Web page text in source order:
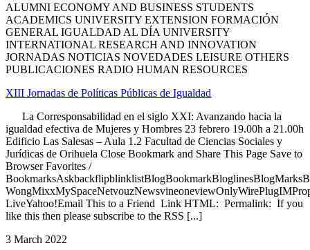
ALUMNI ECONOMY AND BUSINESS STUDENTS
ACADEMICS UNIVERSITY EXTENSION FORMACIÓN
GENERAL IGUALDAD AL DÍA UNIVERSITY
INTERNATIONAL RESEARCH AND INNOVATION
JORNADAS NOTICIAS NOVEDADES LEISURE OTHERS
PUBLICACIONES RADIO HUMAN RESOURCES
XIII Jornadas de Políticas Públicas de Igualdad
La Corresponsabilidad en el siglo XXI: Avanzando hacia la
igualdad efectiva de Mujeres y Hombres 23 febrero 19.00h a 21.00h
Edificio Las Salesas – Aula 1.2 Facultad de Ciencias Sociales y
Jurídicas de Orihuela Close Bookmark and Share This Page Save to
Browser Favorites /
LiveYahoo!Email This to a Friend Link HTML: Permalink: If you
like this then please subscribe to the RSS [...]
3 March 2022